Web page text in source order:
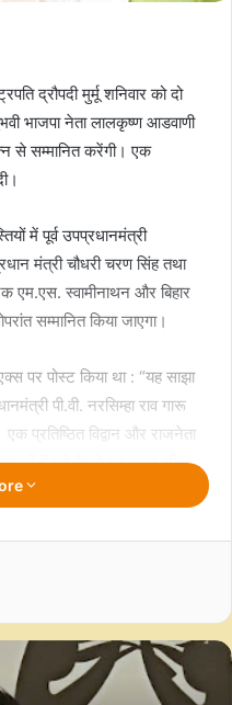
द्रौपदी मुर्मू शनिवार को दो
भाजपा नेता लालकृष्ण आडवाणी
से सम्मानित करेंगी। एक
में पूर्व उपप्रधानमंत्री
मंत्री चौधरी चरण सिंह तथा
एम.एस. स्वामीनाथन और बिहार
सम्मानित किया जाएगा।
पर पोस्ट किया था : “यह साझा
पी.वी. नरसिम्हा राव गारू
प्रतिष्ठित विद्वान और राजनेता
में बड़े पैमाने पर भारत की
और कई वर्षों तक सांसद
कार्यों के लिए समान रूप से याद
को आर्थिक रूप से उन्नत बनाने
करते हुए पीएम मोदी ने एक्स पर